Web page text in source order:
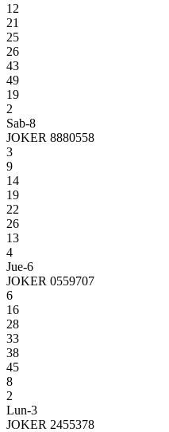
12
21
25
26
43
49
19
2
Sab-8
JOKER 8880558
3
9
14
19
22
26
13
4
Jue-6
JOKER 0559707
6
16
28
33
38
45
8
2
Lun-3
JOKER 2455378